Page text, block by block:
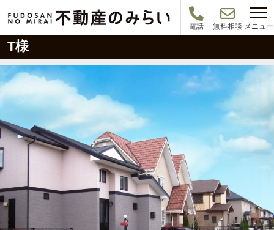
電話 無料相談 メニュー
T様